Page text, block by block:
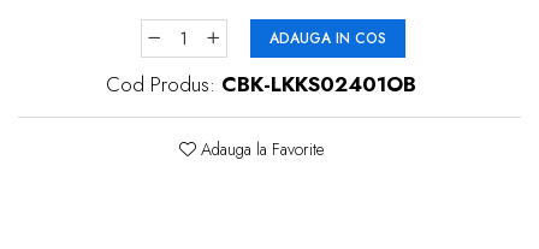
ADAUGA IN COS
Cod Produs: CBK-LKKS02401OB
Adauga la Favorite